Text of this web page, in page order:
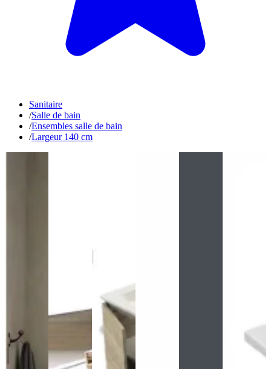
Sanitaire
/Salle de bain
/Ensembles salle de bain
/Largeur 140 cm